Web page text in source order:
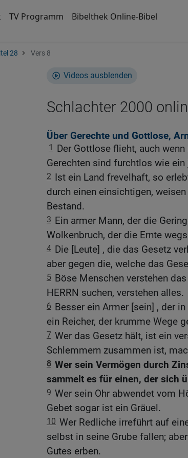
TV Programm Bibelthek Online-Bibel
28 Vers 8
Videos ausblenden
Schlachter 2000
Über Gerechte und Gottlose,
1
Der Gottlose flieht, auch
Gerechten sind furchtlos wie ein
2 Ist ein Land frevelhaft, so
durch einen einsichtigen,
Bestand.
3 Ein armer Mann, der die
Wolkenbruch, der die Ernte
4 Die [Leute] , die das Gesetz
aber gegen die, welche das
5 Böse Menschen verstehen
HERRN suchen, verstehen alles.
6 Besser ein Armer [sein] , der
ein Reicher, der krumme Wege
7 Wer das Gesetz hält, ist ein
Schlemmern zusammen ist,
8 Wer sein Vermögen durch
sammelt es für einen, der sich
9 Wer sein Ohr abwendet vom
Gebet sogar ist ein Gräuel.
10 Wer Redliche irreführt auf
selbst in seine Grube fallen;
Gutes erben.